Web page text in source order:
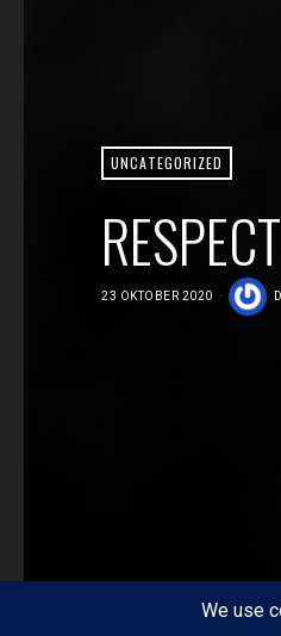
UNCATEGORIZED
23 OKTOBER 2020